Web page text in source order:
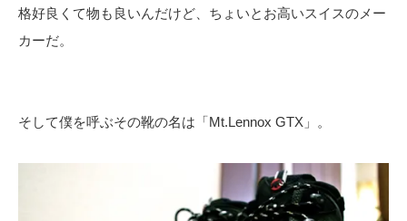
格好良くて物も良いんだけど、ちょいとお高いスイスのメー
カーだ。
そして僕を呼ぶその靴の名は「Mt.Lennox GTX」。